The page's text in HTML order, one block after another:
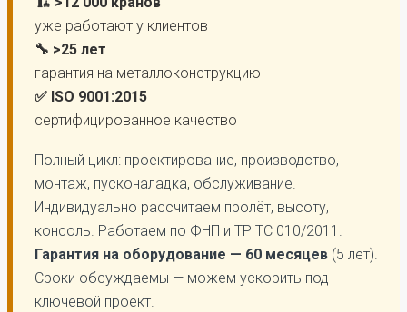
уже работают у клиентов
🔧 >25 лет
гарантия на металлоконструкцию
✅ ISO 9001:2015
сертифицированное качество
Полный цикл: проектирование, производство,
монтаж, пусконаладка, обслуживание.
Индивидуально рассчитаем пролёт, высоту,
консоль. Работаем по ФНП и ТР ТС 010/2011.
Гарантия на оборудование — 60 месяцев (5 лет).
Сроки обсуждаемы — можем ускорить под
ключевой проект.